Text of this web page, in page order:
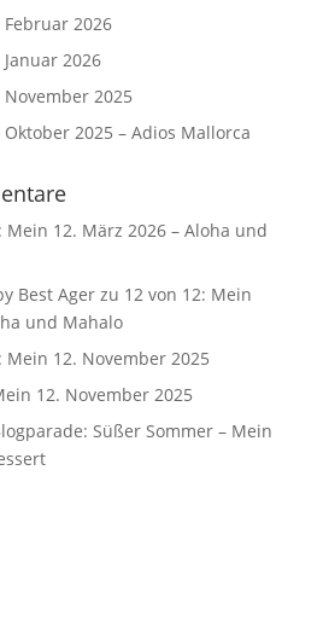
2026
2026
2025
2025 – Adios Mallorca
Mein 12. März 2026 – Aloha und
Best Agerzu 12 von 12: Mein
und Mahalo
Mein 12. November 2025
12. November 2025
Süßer Sommer – Mein